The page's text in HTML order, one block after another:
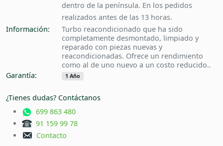
dentro de la península. En los pedidos
realizados antes de las 13 horas.
Información:
Turbo reacondicionado que ha sido
completamente desmontado, limpiado y
reparado con piezas nuevas y
reacondicionadas. Ofrece un rendimiento
como al de uno nuevo a un costo reducido..
Garantía:
1 Año
¿Tienes dudas? Contáctanos
699 863 480
91 159 99 78
Contacto